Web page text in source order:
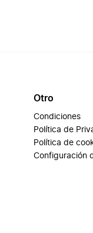
Otro
Condiciones
Política de
Política de
Configuración